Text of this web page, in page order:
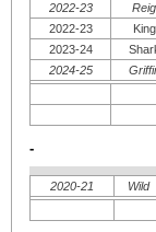
2022-23
2022-23
2023-24
2024-25
-
2020-21 Wild